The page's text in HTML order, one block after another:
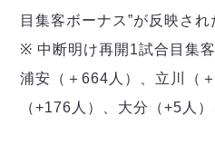
目集客ボーナス”が反映され
※ 中断明け再開1試合目集
浦安（＋664人）、立川（
（+176人）、大分（+5人